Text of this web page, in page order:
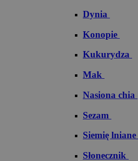
Dynia
Konopie
Kukurydza
Mak
Nasiona chia
Sezam
Siemię lniane
Słonecznik